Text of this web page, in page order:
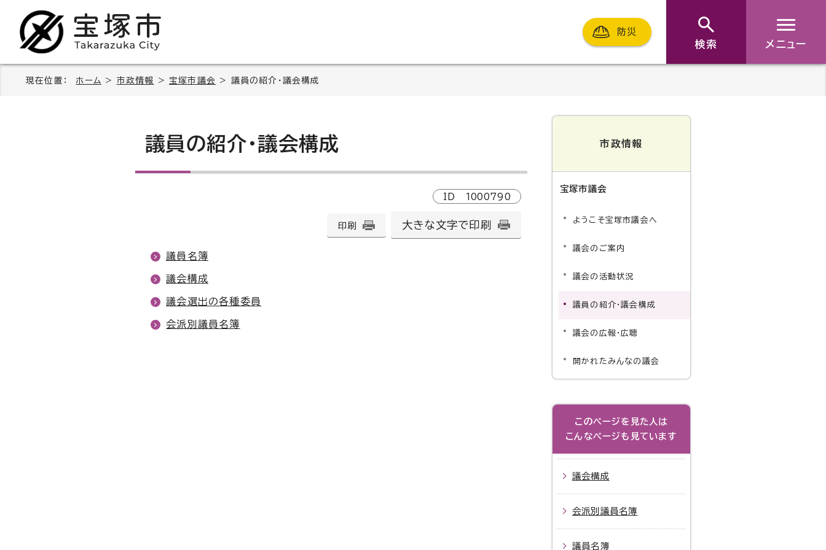
防災
検索 メニュー
現在位置： ホーム > 市政情報 > 宝塚市議会 > 議員の紹介・議会構成
議員の紹介・議会構成
ID 1000790
印刷 大きな文字で印刷
議員名簿
議会構成
議会選出の各種委員
会派別議員名簿
市政情報
宝塚市議会
ようこそ宝塚市議会へ
議会のご案内
議会の活動状況
議員の紹介・議会構成
議会の広報・広聴
開かれたみんなの議会
このページを見た人は
こんなページも見ています
議会構成
会派別議員名簿
議員名簿